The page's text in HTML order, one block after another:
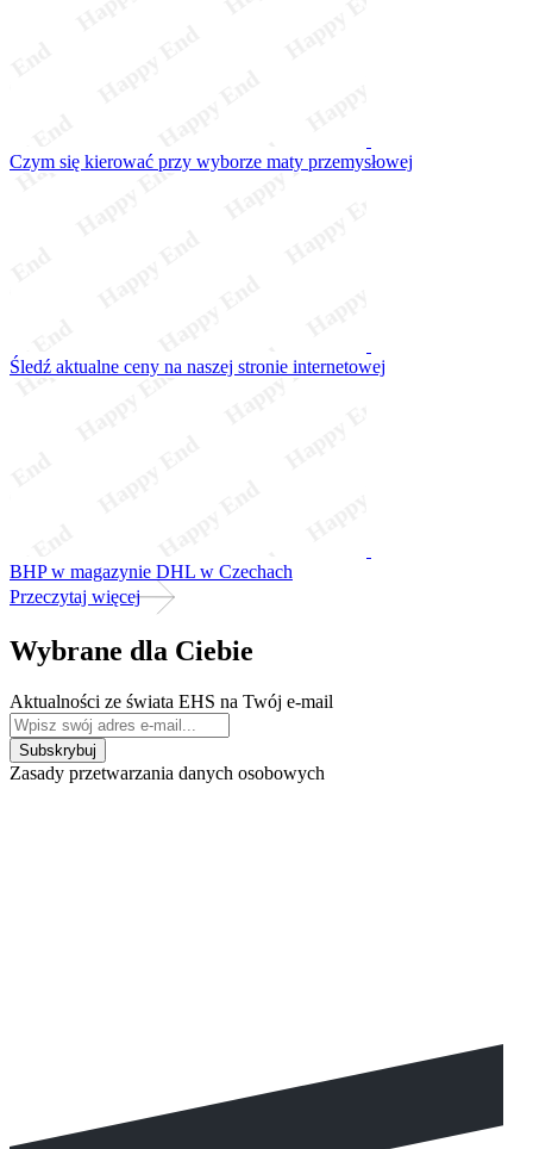
Czym się kierować przy wyborze maty przemysłowej
Śledź aktualne ceny na naszej stronie internetowej
BHP w magazynie DHL w Czechach
Przeczytaj więcej
Wybrane dla Ciebie
Aktualności ze świata EHS na Twój e-mail
Zasady przetwarzania danych osobowych